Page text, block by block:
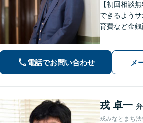
【初回相談
できるよう
育費など金銭
持ちを大切
【Web相談
電話でお問い合わせ メ
戎 卓一
戎みなとまち